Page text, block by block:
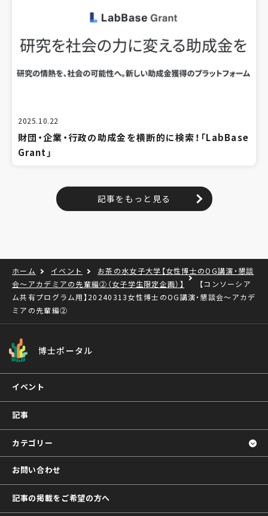
2025.10.22
財団・企業・行政の助成金を横断的に検索！「LabBase
Grant」
記事をもっと見る
ホーム イベント
お茶の水女子大学【女性博士のOG講演・懇談
会～アカデミアの先輩編②（女子学生限定企画）】
【コンソーシア
ム共有プログラム用】20240313女性博士のOG講演・懇談会～アカデ
ミアの先輩編②
博士ポータル
イベント
記事
カテゴリー
お問い合わせ
記事の掲載をご希望の方へ